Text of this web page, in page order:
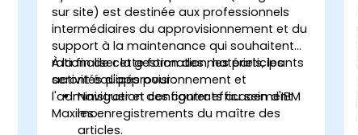
sur site) est destinée aux professionnels
intermédiaires du approvisionnement et du
support à la maintenance qui souhaitent
rationaliser la gestion des matériels, les
activités d'approvisionnement et
l'administration des contrats au sein d'IBM
Maximo.
À la fin de cette formation, les participants
seront équipés pour :
Naviguer et configurer efficacement
les enregistrements du maître des
articles.